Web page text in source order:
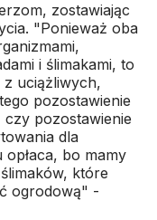
zostawiając
"Ponieważ oba
i ślimakami, to
uciążliwych,
pozostawienie
czy pozostawienie
dla
bo mamy
które
ogrodową" -